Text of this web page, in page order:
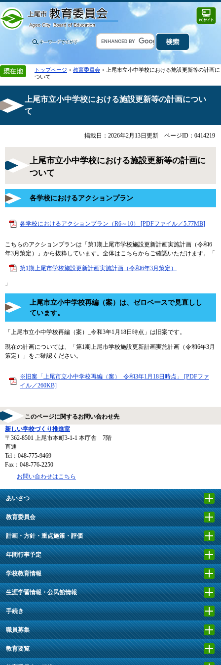
トップページ > 教育委員会 > 上尾市立小中学校における施設更新等の計画に
ついて
上尾市立小中学校における施設更新等の計画につい
て
掲載日：2026年2月13日更新 ページID：0414219
上尾市立小中学校における施設更新等の計画に
ついて
各学校におけるアクションプラン
各学校におけるアクションプラン（R6～10） [PDFファイル／5.77MB]
こちらのアクションプランは「第1期上尾市学校施設更新計画実施計画（令和6
年3月策定）」から抜粋しています。全体はこちらからご確認いただけます。「
第1期上尾市学校施設更新計画実施計画（令和6年3月策定）
」
上尾市立小中学校再編（案）は、ゼロベースで見直しし
ています。
「上尾市立小中学校再編（案）_令和3年1月18日時点」は旧案です。
現在の計画については、「第1期上尾市学校施設更新計画実施計画（令和6年3月
策定）」をご確認ください。
※旧案「上尾市立小中学校再編（案）_令和3年1月18日時点」 [PDFファ
イル／260KB]
このページに関するお問い合わせ先
新しい学校づくり推進室
〒362-8501 上尾市本町3-1-1 本庁舎 7階
直通
Tel：048-775-9469
Fax：048-776-2250
お問い合わせはこちら
あいさつ
教育委員会
計画・方針・重点施策・評価
年間行事予定
学校教育情報
生涯学習情報・公民館情報
手続き
職員募集
教育要覧